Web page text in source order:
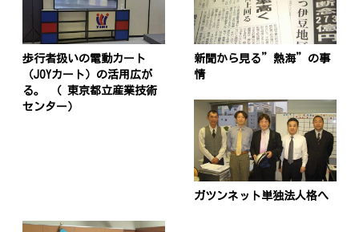
歩行者扱いの電動カート
（JOYカート）の活用広が
る。 （ 東京都立産業技術
センター）
新聞から見る”熱海”の事
情
ガツンネット単独法人格へ